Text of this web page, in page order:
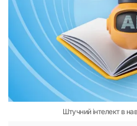
Штучний інтелект в